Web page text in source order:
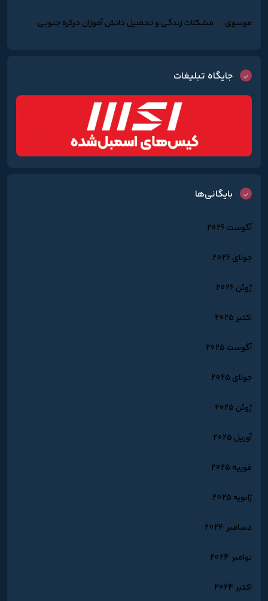
موسوی درمشکلات زندگـی و تحصیل دانش آموزان درکره جنوبـی
جایگاه تبلیغات
بایگانی‌ها
آگوست 2026
جولای 2026
ژوئن 2026
اکتبر 2025
آگوست 2025
جولای 2025
ژوئن 2025
آوریل 2025
فوریه 2025
ژانویه 2025
دسامبر 2024
نوامبر 2024
اکتبر 2024